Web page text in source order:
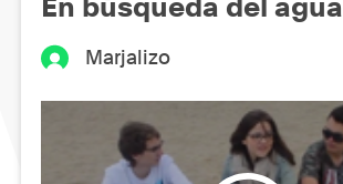
Marjalizo